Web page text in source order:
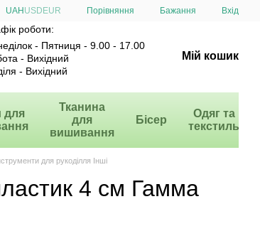
UAH USD EUR Порівняння Бажання Вхід
роботи:
- Пятниця - 9.00 - 17.00
- Вихідний
- Вихідний
Мій кошик
для
Тканина
для
вишивання
Бісер
Одяг та
текстиль
для рукоділля Інші
4 см Гамма